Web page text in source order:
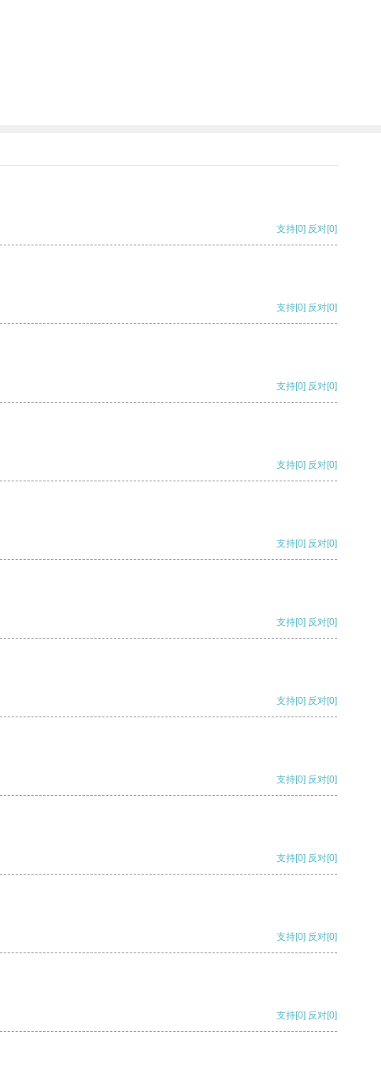
支持[0] 反对[0]
支持[0] 反对[0]
支持[0] 反对[0]
支持[0] 反对[0]
支持[0] 反对[0]
支持[0] 反对[0]
支持[0] 反对[0]
支持[0] 反对[0]
支持[0] 反对[0]
支持[0] 反对[0]
支持[0] 反对[0]